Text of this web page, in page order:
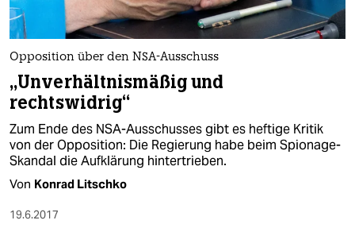
Opposition über den NSA-Ausschuss
„Unverhältnismäßig und
rechtswidrig“
Zum Ende des NSA-Ausschusses gibt es heftige Kritik
von der Opposition: Die Regierung habe beim Spionage-
Skandal die Aufklärung hintertrieben.
Von Konrad Litschko
19.6.2017